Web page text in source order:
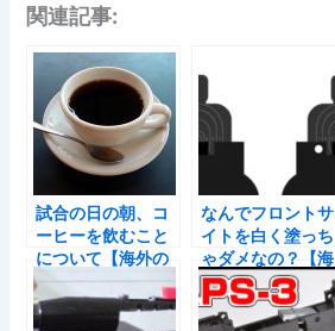
関連記事:
試合の日の朝、コ
ーヒーを飲むこと
について【海外の
反応】
なんでフロントサ
イトを白く塗っち
ゃダメなの？【海
外の反応】